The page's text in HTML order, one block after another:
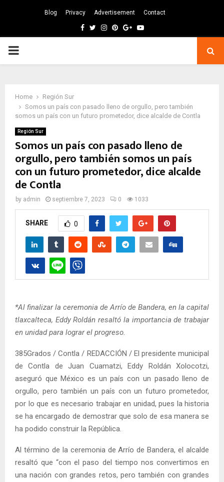
Blog Privacy Advertisement Contact
Facebook
TwitterInstagram
Pinterest
GoogleYoutube
PRIMARY
Home
Región Sur
Somos un país con pasado lleno de orgullo, pero también
somos un país con un futuro prometedor, dice alcalde de Contla
Región Sur
Somos un país con pasado lleno de
orgullo, pero también somos un país
con un futuro prometedor, dice alcalde
de Contla
by admin septiembre 7, 2023 0 1033
SHARE 0
*Al finalizar la ceremonia de Arrío de Bandera, en la capital
tlaxcalteca, Eddy Roldán resaltó la importancia de trabajar
en unidad para lograr el progreso.
385Grados / Contla / REDACCIÓN / El presidente municipal
de Contla de Juan Cuamatzi, Eddy Roldán Xolocotzi,
aseguró que México es un país con un pasado lleno de
orgullo, pero también un país con un futuro prometedor,
por lo que es necesario trabajar en unidad, pues la historia
se ha encargado de demostrar que solo de esa manera se
ha podido construir la República.
Al término de la ceremonia de Arrío de Bandera, el alcalde
resaltó que “con el paso del tiempo nos convertimos en
una nación con grandes retos, pero también con grandes